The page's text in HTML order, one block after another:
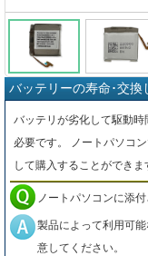
バッテリーの寿命･交換
バッテリが劣化して駆動
必要です。 ノートパソコ
して購入することができま
ノートパソコンに添
製品によって利用可
意してください。